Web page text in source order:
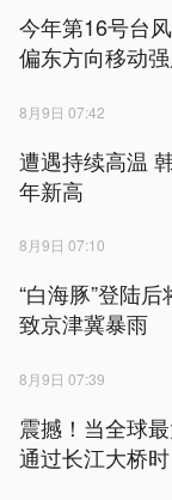
今年第16号台
偏东方向移动
8月9日 07:42
遭遇持续高温
年新高
8月9日 07:10
“白海豚”登陆
致京津冀暴雨
8月9日 07:39
震撼！当全球
通过长江大桥